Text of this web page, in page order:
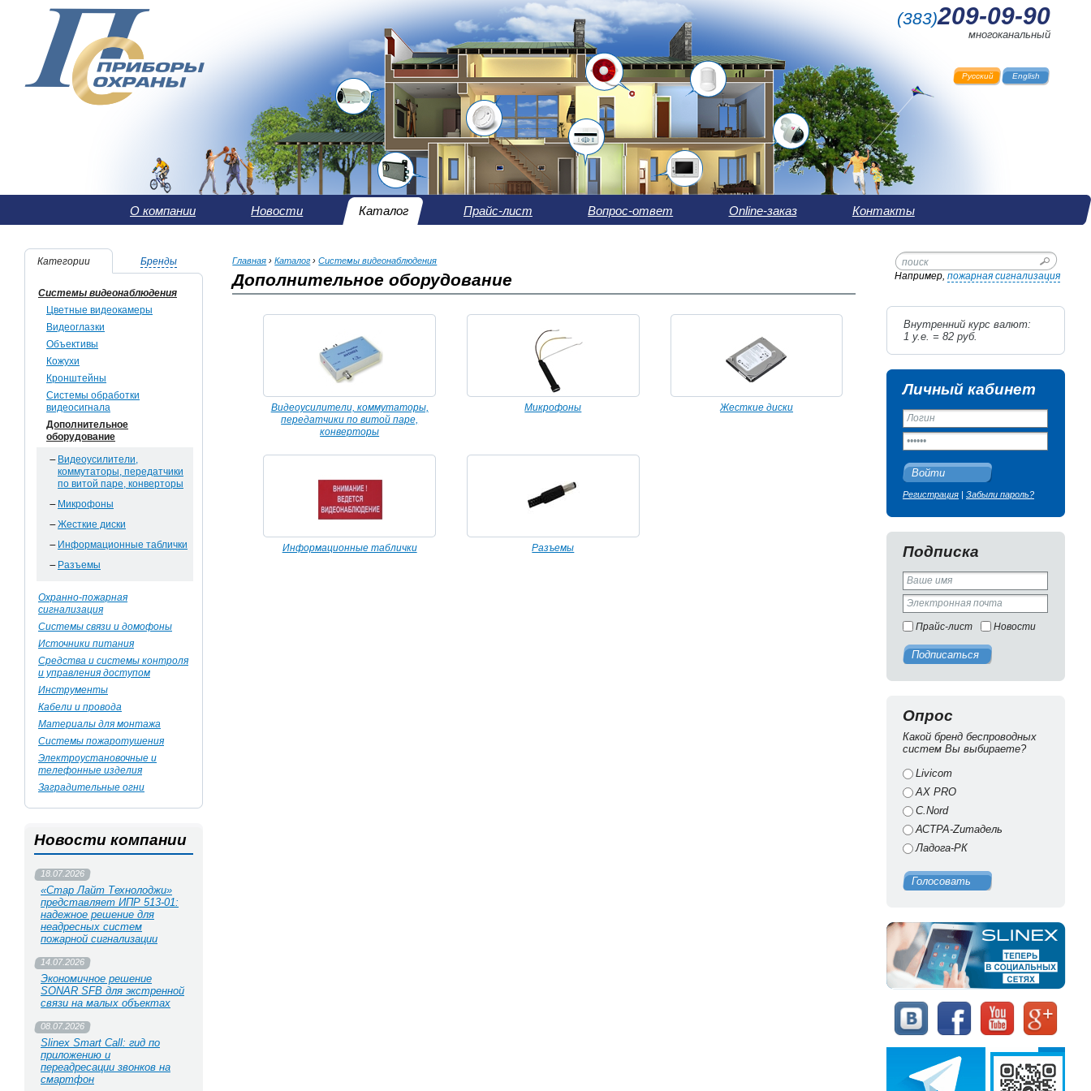
(383)209-09-90
многоканальный
English
Русский
О компании Новости Каталог Прайс-лист Вопрос-ответ Online-заказ Контакты
Категории Бренды
Системы видеонаблюдения
Цветные видеокамеры
Видеоглазки
Объективы
Кожухи
Кронштейны
Системы обработки
видеосигнала
Дополнительное
оборудование
Видеоусилители,
коммутаторы, передатчики
по витой паре, конверторы
Микрофоны
Жесткие диски
Информационные таблички
Разъемы
Охранно-пожарная
сигнализация
Системы связи и домофоны
Источники питания
Средства и системы контроля
и управления доступом
Инструменты
Кабели и провода
Материалы для монтажа
Системы пожаротушения
Электроустановочные и
телефонные изделия
Заградительные огни
Новости компании
18.07.2026
«Стар Лайт Технолоджи»
представляет ИПР 513‑01:
надежное решение для
неадресных систем
пожарной сигнализации
14.07.2026
Экономичное решение
SONAR SFB для экстренной
связи на малых объектах
08.07.2026
Slinex Smart Call: гид по
приложению и
переадресации звонков на
смартфон
Например, пожарная сигнализация
Внутренний курс валют:
1 у.е. = 82 руб.
Личный кабинет
Войти
Регистрация | Забыли пароль?
Подписка
Прайс-лист Новости
Подписаться
Опрос
Какой бренд беспроводных
систем Вы выбираете?
Livicom
AX PRO
C.Nord
АСТРА-Zитадель
Ладога-РК
Голосовать
Главная ›Каталог›Системы видеонаблюдения
Дополнительное оборудование
Видеоусилители, коммутаторы,
передатчики по витой паре,
конверторы
Микрофоны Жесткие диски
Информационные таблички Разъемы